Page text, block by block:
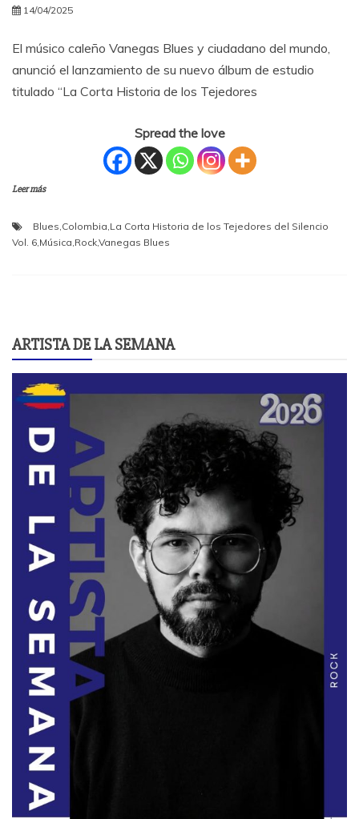
14/04/2025
El músico caleño Vanegas Blues y ciudadano del mundo,
anunció el lanzamiento de su nuevo álbum de estudio
titulado “La Corta Historia de los Tejedores
Spread the love
Leer más
Blues,Colombia,La Corta Historia de los Tejedores del Silencio
Vol. 6,Música,Rock,Vanegas Blues
ARTISTA DE LA SEMANA